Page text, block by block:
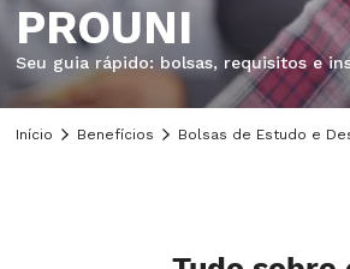
PROUNI
Seu guia rápido: bolsas, requisitos e
Início Benefícios Bolsas de Estudo e